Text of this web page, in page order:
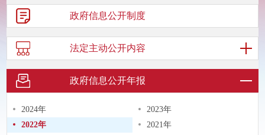
政府信息公开制度
法定主动公开内容
政府信息公开年报
2024年
2023年
2022年
2021年